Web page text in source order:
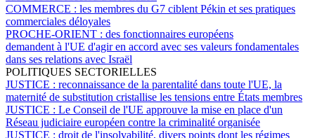
COMMERCE : les membres du G7 ciblent Pékin et ses pratiques
commerciales déloyales
PROCHE-ORIENT : des fonctionnaires européens
demandent à l'UE d'agir en accord avec ses valeurs fondamentales
dans ses relations avec Israël
POLITIQUES SECTORIELLES
JUSTICE : reconnaissance de la parentalité dans toute l'UE, la
maternité de substitution cristallise les tensions entre États membres
JUSTICE : Le Conseil de l'UE approuve la mise en place d'un
Réseau judiciaire européen contre la criminalité organisée
JUSTICE : droit de l'insolvabilité, divers points dont les régimes